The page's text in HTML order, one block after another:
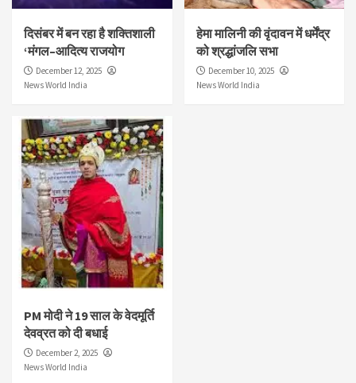
दिसंबर में बन रहा है शक्तिशाली
‘मंगल–आदित्य राजयोग
December 12, 2025
News World India
हेमा मालिनी की वृंदावन में धर्मेंद्र
को श्रद्धांजलि सभा
December 10, 2025
News World India
PM मोदी ने 19 साल के वेदमूर्ति
देवव्रत को दी बधाई
December 2, 2025
News World India